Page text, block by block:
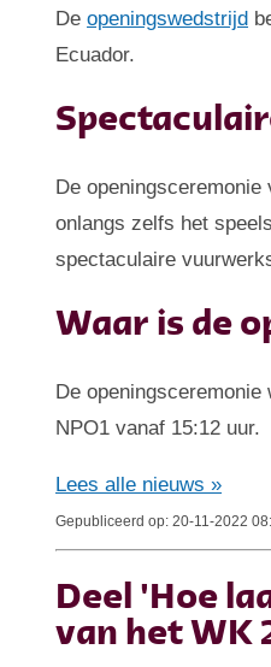
Deopeningswedstrijd
Ecuador.
De
onlangs zelfs het
spectaculaire
Waar is de
De
NPO1 vanaf 15:12 uur.
Lees alle nieuws »
Gepubliceerd op: 20-11-2022
Deel 'Hoe
van het WK